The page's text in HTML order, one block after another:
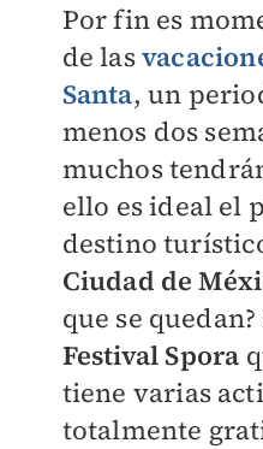
Por fin es
de las
Santa, un
menos dos
muchos
ello es ideal el
destino
Ciudad de
que se
Festival Spora
tiene varias
totalmente